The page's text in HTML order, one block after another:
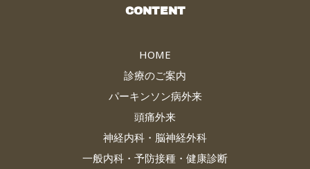
CONTENT
HOME
診療のご案内
パーキンソン病外来
頭痛外来
神経内科・脳神経外科
一般内科・予防接種・健康診断